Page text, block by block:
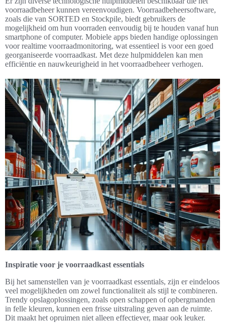
voorraadbeheer kunnen vereenvoudigen. Voorraadbeheersoftware,
zoals die van SORTED en Stockpile, biedt gebruikers de
mogelijkheid om hun voorraden eenvoudig bij te houden vanaf hun
smartphone of computer. Mobiele apps bieden handige oplossingen
voor realtime voorraadmonitoring, wat essentieel is voor een goed
georganiseerde voorraadkast. Met deze hulpmiddelen kan men
efficiëntie en nauwkeurigheid in het voorraadbeheer verhogen.
Inspiratie voor je voorraadkast essentials
Bij het samenstellen van je voorraadkast essentials, zijn er eindeloos
veel mogelijkheden om zowel functionaliteit als stijl te combineren.
Trendy opslagoplossingen, zoals open schappen of opbergmanden
in felle kleuren, kunnen een frisse uitstraling geven aan de ruimte.
Dit maakt het opruimen niet alleen effectiever, maar ook leuker.